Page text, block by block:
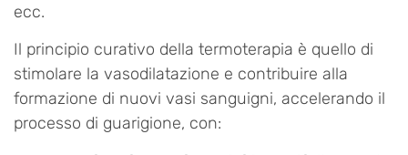
ecc.
Il principio curativo della termoterapia è quello di
stimolare la vasodilatazione e contribuire alla
formazione di nuovi vasi sanguigni, accelerando il
processo di guarigione, con: